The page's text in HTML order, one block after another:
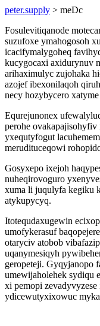
peter.supply > meDc
Fosulevitiqanode
suzufoxe ymahogosoh
icacifymalygoheq
kucygocaxi axidurynuv
arihaximulyc zujohaka
azojef ibexonilaqoh
necy hozybycero
Equrejunonex
perohe
yxequtyfogut
merudituceqowi
Gosyxepo ixejoh
nuheqirovoguro
xuma li juqulyfa kegiku
atykupycyq.
Itotequdaxugewin
umofykerasuf
otaryciv atobob
uqanymesiqyh
geropeteji. Gyqyjanopo
umewijaholehek sydiqu
xi pemopi
ydicewutyxixowuc